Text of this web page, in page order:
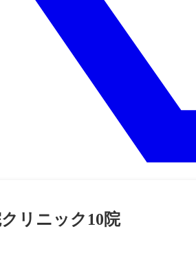
リニック10院